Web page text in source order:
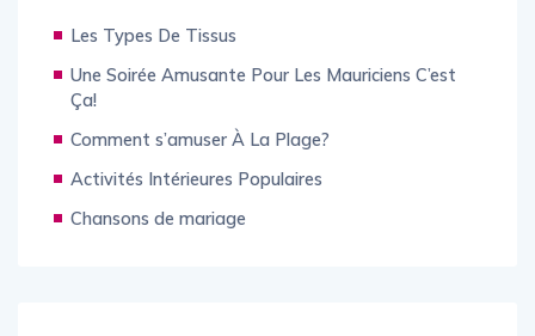
Les Types De Tissus
Une Soirée Amusante Pour Les Mauriciens C’est
Ça!
Comment s’amuser À La Plage?
Activités Intérieures Populaires
Chansons de mariage